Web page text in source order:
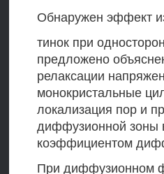
Обнаружен эффект
тинок при
предложено
релаксации
монокристальные
локализация пор и
диффузионной зоны
коэффициентом
При диффузионном